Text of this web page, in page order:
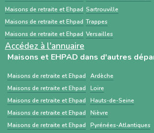
établissements médico-sociaux
standardisé.
Maisons de retraite et Ehpad Sartrouville
Maisons de retraite et Ehpad Trappes
Maisons de retraite et Ehpad Versailles
Accédez à l'annuaire
Maisons et EHPAD dans d'autres
Maisons de retraite et Ehpad
Ardèche
Maisons de retraite et Ehpad
Loire
Maisons de retraite et Ehpad
Hauts-de-Seine
Maisons de retraite et Ehpad
Nièvre
Maisons de retraite et Ehpad
Pyrénées-Atlantiques